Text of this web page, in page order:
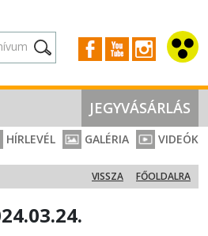
JEGYVÁSÁRLÁS
HÍRLEVÉL GALÉRIA VIDEÓK
FŐOLDALRA
VISSZA